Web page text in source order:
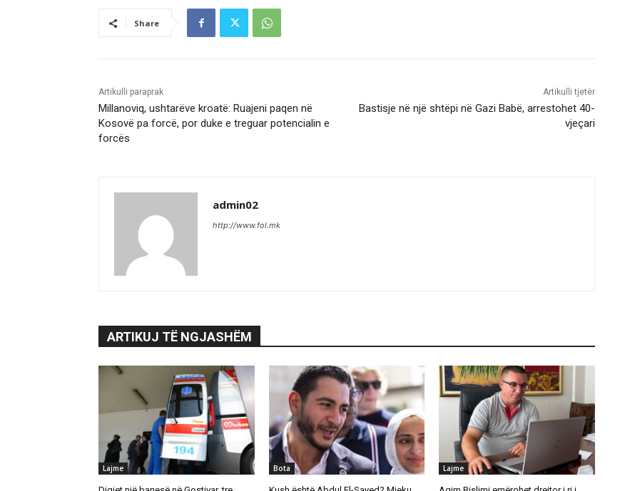
Share
Artikulli paraprak
Millanoviq, ushtarëve kroatë: Ruajeni paqen në
Kosovë pa forcë, por duke e treguar potencialin e
forcës
Artikulli tjetër
Bastisje në një shtëpi në Gazi Babë, arrestohet 40-
vjeçari
admin02
http://www.fol.mk
ARTIKUJ TË NGJASHËM
Lajme Bota Lajme